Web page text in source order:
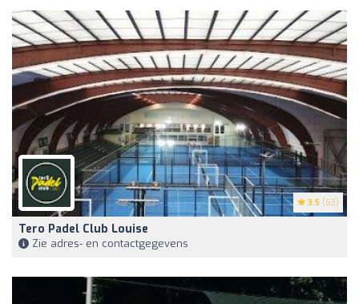
3.5 (63)
Tero Padel Club Louise
Zie adres- en contactgegevens